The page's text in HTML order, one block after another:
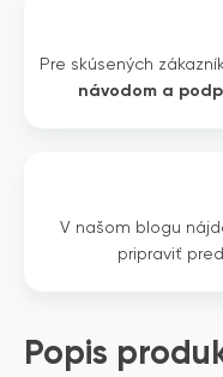
Pre skúsených
návodom a
V našom blogu
pripraviť
Popis